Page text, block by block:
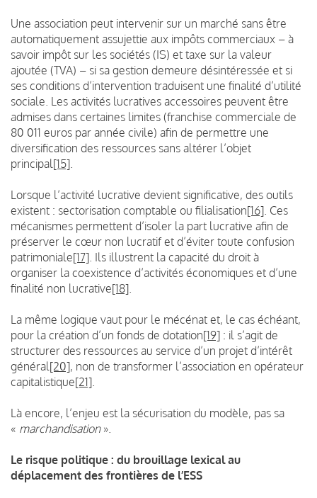
Une association peut intervenir sur un marché sans être
automatiquement assujettie aux impôts commerciaux – à
savoir impôt sur les sociétés (IS) et taxe sur la valeur
ajoutée (TVA) – si sa gestion demeure désintéressée et si
ses conditions d’intervention traduisent une finalité d’utilité
sociale. Les activités lucratives accessoires peuvent être
admises dans certaines limites (franchise commerciale de
80 011 euros par année civile) afin de permettre une
diversification des ressources sans altérer l’objet
principal[15]
Lorsque l’activité lucrative devient significative, des outils
existent : sectorisation comptable ou filialisation[16] . Ces
mécanismes permettent d’isoler la part lucrative afin de
préserver le cœur non lucratif et d’éviter toute confusion
patrimoniale[17] . Ils illustrent la capacité du droit à
organiser la coexistence d’activités économiques et d’une
finalité non lucrative[18]
La même logique vaut pour le mécénat et, le cas échéant,
pour la création d’un fonds de dotation[19] : il s’agit de
structurer des ressources au service d’un projet d’intérêt
général[20], non de transformer l’association en opérateur
capitalistique[21]
Là encore, l’enjeu est la sécurisation du modèle, pas sa
« marchandisation».
Le risque politique : du brouillage lexical au
déplacement des frontières de l’ESS